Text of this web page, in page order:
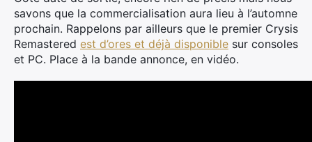
savons que la commercialisation aura lieu à l’automne
prochain. Rappelons par ailleurs que le premier Crysis
Remastered est d’ores et déjà disponible sur consoles
et PC. Place à la bande annonce, en vidéo.